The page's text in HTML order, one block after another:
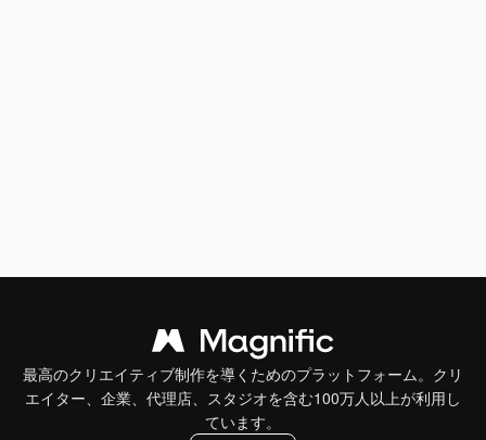
最高のクリエイティブ制作を導くためのプラットフォーム。クリ
エイター、企業、代理店、スタジオを含む100万人以上が利用し
ています。